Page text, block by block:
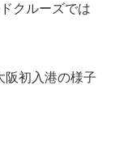
クルーズでは
阪初入港の様子